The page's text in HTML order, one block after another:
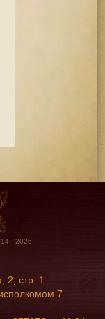
- 2026
2, стр. 1
7